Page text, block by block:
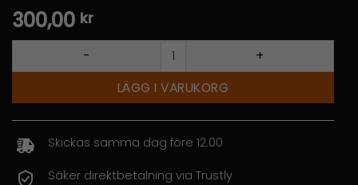
300,00 kr
Styrlänkage XF800 -16 115mm mängd
LÄGG I VARUKORG
Skickas samma dag före 12.00
Säker direktbetalning via Trustly